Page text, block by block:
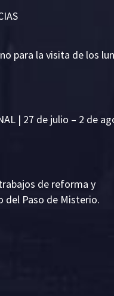
para la visita de los
| 27 de julio – 2 de
de reforma y
del Paso de Misterio.